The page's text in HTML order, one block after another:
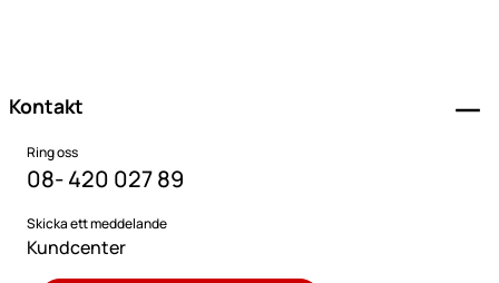
Kontakt
Ring oss
08- 420 027 89
Skicka ett meddelande
Kundcenter